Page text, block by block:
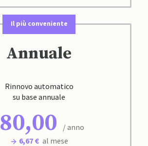
Il più conveniente
Annuale
Rinnovo automatico
su base annuale
80,00
/ anno
6,67 € al mese